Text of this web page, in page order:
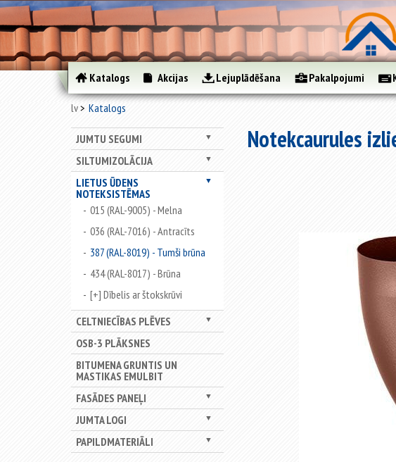
Katalogs Akcijas Lejuplādēšana Pakalpojumi
lv Katalogs
▼
JUMTU SEGUMI
▼
SILTUMIZOLĀCIJA
▼
LIETUS ŪDENS
NOTEKSISTĒMAS
015 (RAL-9005) - Melna
036 (RAL-7016) - Antracīts
387 (RAL-8019) - Tumši brūna
434 (RAL-8017) - Brūna
[+] Dībelis ar štokskrūvi
▼
CELTNIECĪBAS PLĒVES
OSB-3 PLĀKSNES
BITUMENA GRUNTIS UN
MASTIKAS EMULBIT
▼
FASĀDES PANEĻI
▼
JUMTA LOGI
▼
PAPILDMATERIĀLI
Notekcaurules